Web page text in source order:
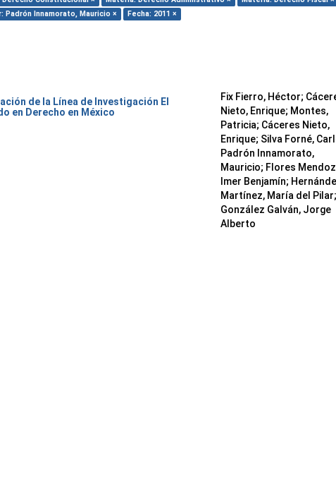
Padrón Innamorato, Mauricio × Fecha: 2011 ×
de la Línea de Investigación El
en Derecho en México
Fix Fierro, Héctor;
Nieto, Enrique; Montes,
Patricia; Cáceres Nieto,
Enrique; Silva Forné,
Padrón Innamorato,
Mauricio; Flores
Imer Benjamín;
Martínez, María del Pilar;
González Galván, Jorge
Alberto